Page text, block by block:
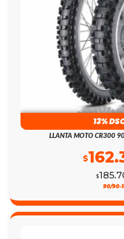
13%
LLANTA MOTO CR300
$
$
90/90-